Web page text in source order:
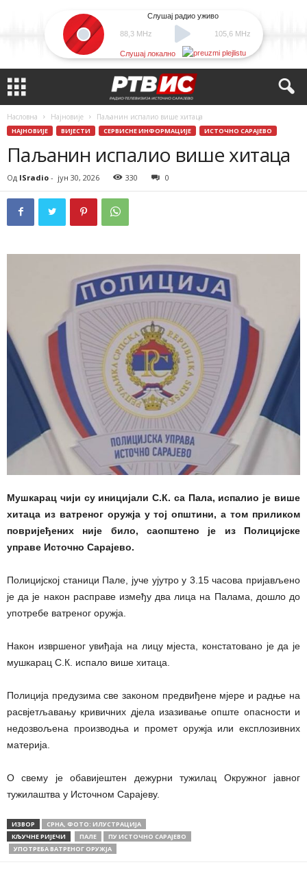
88,3 MHz
Слушај радио уживо
105,6 MHz
Слушај локално
Насловна Најновије Паљанин испалио више хитаца
НАЈНОВИЈЕ ВИЈЕСТИ СЕРВИСНЕ ИНФОРМАЦИЈЕ ИСТОЧНО САРАЈЕВО
Паљанин испалио више хитаца
Од ISradio - јун 30, 2026 330 0
Мушкарац чији су иницијали С.К. са Пала, испалио је више
хитаца из ватреног оружја у тој општини, а том приликом
повријеђених није било, саопштено је из Полицијске
управе Источно Сарајево.
Полицијској станици Пале, јуче ујутро у 3.15 часова пријављено
је да је након расправе између два лица на Палама, дошло до
употребе ватреног оружја.
Након извршеног увиђаја на лицу мјеста, констатовано је да је
мушкарац С.К. испало више хитаца.
Полиција предузима све законом предвиђене мјере и радње на
расвјетљавању кривичних дјела изазивање опште опасности и
недозвољена производња и промет оружја или експлозивних
материја.
О свему је обавијештен дежурни тужилац Окружног јавног
тужилаштва у Источном Сарајеву.
ИЗВОР
СРНА, ФОТО: ИЛУСТРАЦИЈА
КЉУЧНЕ РИЈЕЧИ
ПАЛЕ
ПУ ИСТОЧНО САРАЈЕВО
УПОТРЕБА ВАТРЕНОГ ОРУЖЈА